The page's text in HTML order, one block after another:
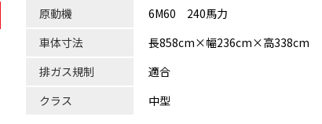
原動機
6M60 240馬力
車体寸法
長858cm×幅236cm×高338cm
排ガス規制
適合
クラス
中型